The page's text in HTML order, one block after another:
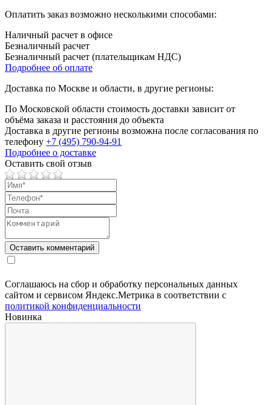
Оплатить заказ возможно несколькими способами:
Наличный расчет в офисе
Безналичный расчет
Безналичный расчет (плательщикам НДС)
Подробнее об оплате
Доставка по Москве и области, в другие регионы:
По Московской области стоимость доставки зависит от
объёма заказа и расстояния до объекта
Доставка в другие регионы возможна после согласования по
телефону +7 (495) 790-94-91
Подробнее о доставке
Оставить свой отзыв
Соглашаюсь на сбор и обработку персональных данных
сайтом и сервисом Яндекс.Метрика в соответствии с
политикой конфиденциальности
Новинка